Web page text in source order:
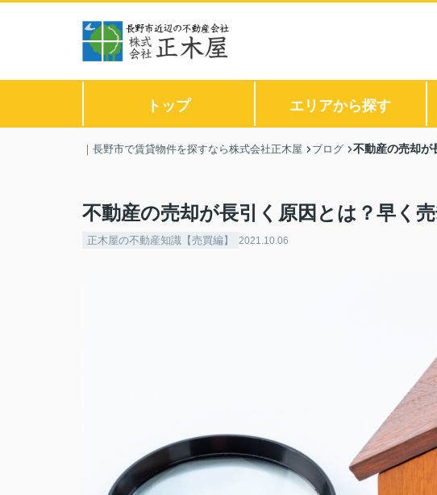
トップ エリアから探す
｜長野市で賃貸物件を探すなら株式会社正木屋 ブログ 不動産の売却が
不動産の売却が長引く原因とは？早く
正木屋の不動産知識【売買編】 2021.10.06